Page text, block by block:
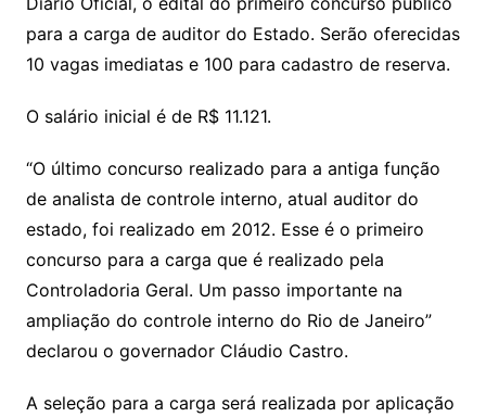
para a carga de auditor do Estado. Serão oferecidas
10 vagas imediatas e 100 para cadastro de reserva.
O salário inicial é de R$ 11.121.
“O último concurso realizado para a antiga função
de analista de controle interno, atual auditor do
estado, foi realizado em 2012. Esse é o primeiro
concurso para a carga que é realizado pela
Controladoria Geral. Um passo importante na
ampliação do controle interno do Rio de Janeiro”
declarou o governador Cláudio Castro.
A seleção para a carga será realizada por aplicação